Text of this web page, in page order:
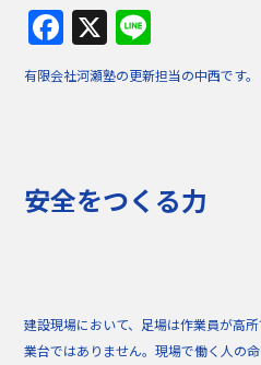
F
a
c
o
X
n
e
有限会社河瀬塾の更新担当の中西です。
安全をつくる力
建設現場において、足場は作業員が高
業台ではありません。現場で働く人の